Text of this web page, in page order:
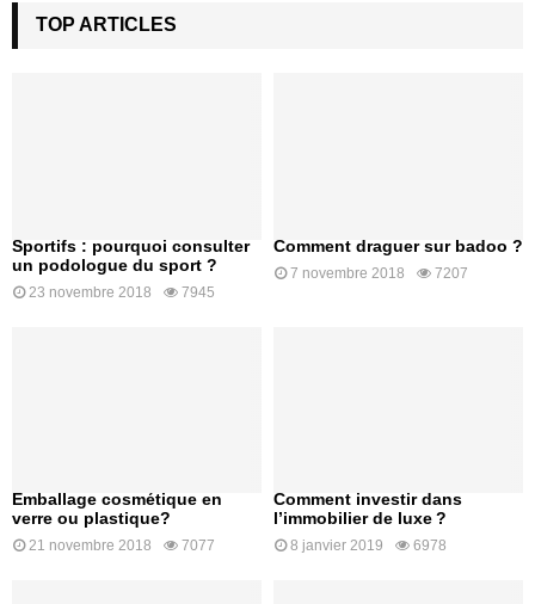
TOP ARTICLES
Sportifs : pourquoi consulter
un podologue du sport ?
23 novembre 2018 7945
Comment draguer sur badoo ?
7 novembre 2018 7207
Emballage cosmétique en
verre ou plastique?
21 novembre 2018 7077
Comment investir dans
l’immobilier de luxe ?
8 janvier 2019 6978